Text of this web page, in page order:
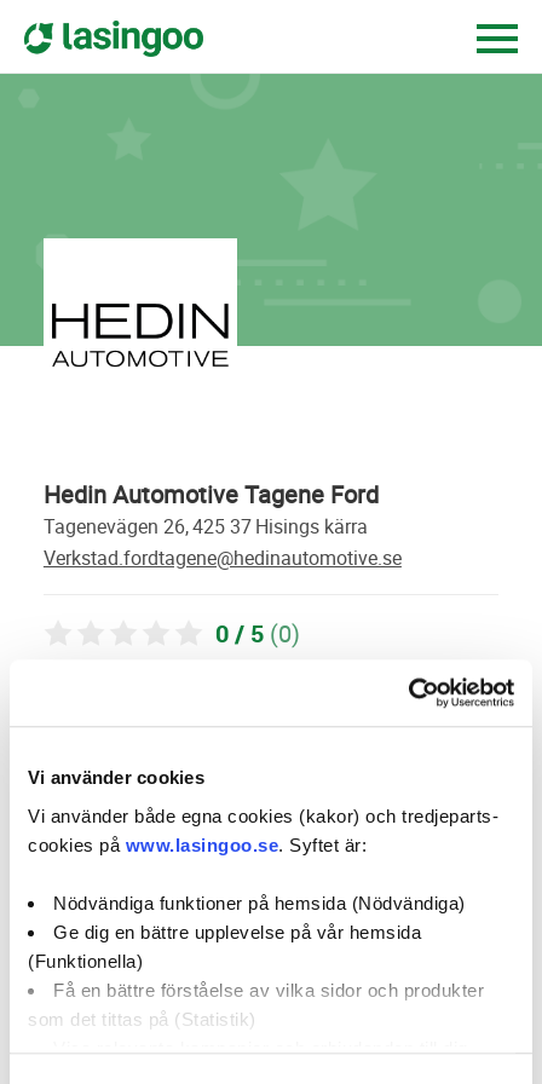
Vi använder cookies
Vi använder både egna cookies (kakor) och tredjeparts-
cookies på www.lasingoo.se. Syftet är:
Nödvändiga funktioner på hemsida (Nödvändiga)
Ge dig en bättre upplevelse på vår hemsida
(Funktionella)
Få en bättre förståelse av vilka sidor och produkter
som det tittas på (Statistik)
Hedin Automotive Tagene Ford
tagenevägen 26, 425 37
hisings kärra
Verkstad.fordtagene@hedinautomotive.se
(0)
0 / 5
öppettider:
auktoriserad partner:
social media:
Företagsprofil